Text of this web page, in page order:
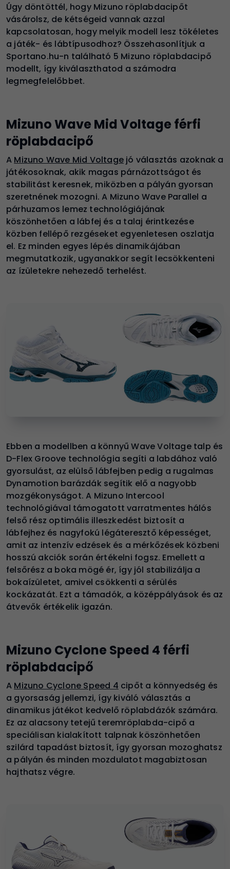
Úgy döntöttél, hogy Mizuno röplabdacipőt
vásárolsz, de kétségeid vannak azzal
kapcsolatosan, hogy melyik modell lesz tökéletes
a játék- és lábtípusodhoz? Összehasonlítjuk a
Sportano.hu-n található 5 Mizuno röplabdacipő
modellt, így kiválaszthatod a számodra
legmegfelelőbbet.
Mizuno Wave Mid Voltage férfi
röplabdacipő
A Mizuno Wave Mid Voltage jó választás azoknak a
játékosoknak, akik magas párnázottságot és
stabilitást keresnek, miközben a pályán gyorsan
szeretnének mozogni. A Mizuno Wave Parallel a
párhuzamos lemez technológiájának
köszönhetően a lábfej és a talaj érintkezése
közben fellépő rezgéseket egyenletesen oszlatja
el. Ez minden egyes lépés dinamikájában
megmutatkozik, ugyanakkor segít lecsökkenteni
az ízületekre nehezedő terhelést.
Ebben a modellben a könnyű Wave Voltage talp és
D-Flex Groove technológia segíti a labdához való
gyorsulást, az elülső lábfejben pedig a rugalmas
Dynamotion barázdák segítik elő a nagyobb
mozgékonyságot. A Mizuno Intercool
technológiával támogatott varratmentes hálós
felső rész optimális illeszkedést biztosít a
lábfejhez és nagyfokú légáteresztő képességet,
amit az intenzív edzések és a mérkőzések közbeni
hosszú akciók során értékelni fogsz. Emellett a
felsőrész a boka mögé ér, így jól stabilizálja a
bokaízületet, amivel csökkenti a sérülés
kockázatát. Ezt a támadók, a középpályások és az
átvevők értékelik igazán.
Mizuno Cyclone Speed 4 férfi
röplabdacipő
A Mizuno Cyclone Speed 4 cipőt a könnyedség és
a gyorsaság jellemzi, így kiváló választás a
dinamikus játékot kedvelő röplabdázók számára.
Ez az alacsony tetejű teremröplabda-cipő a
speciálisan kialakított talpnak köszönhetően
szilárd tapadást biztosít, így gyorsan mozoghatsz
a pályán és minden mozdulatot magabiztosan
hajthatsz végre.